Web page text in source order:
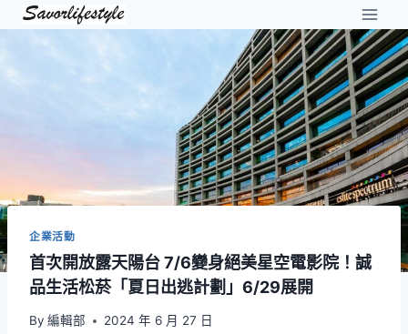
Skip
企業活動
首次開放露天陽台 7/6變身絕美星空電影院！誠
品生活松菸「夏日出逃計劃」6/29展開
By 編輯部 2024 年 6 月 27 日